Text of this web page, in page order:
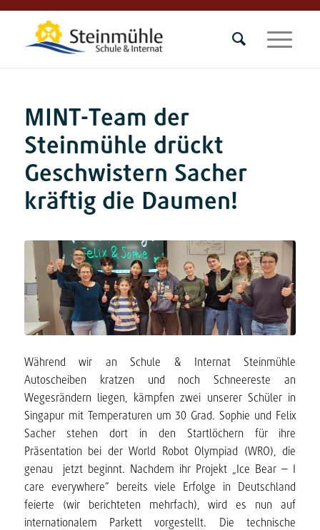
MINT-Team der
Steinmühle drückt
Geschwistern Sacher
kräftig die Daumen!
Während wir an Schule & Internat Steinmühle
Autoscheiben kratzen und noch Schneereste an
Wegesrändern liegen, kämpfen zwei unserer Schüler in
Singapur mit Temperaturen um 30 Grad. Sophie und Felix
Sacher stehen dort in den Startlöchern für ihre
Präsentation bei der World Robot Olympiad (WRO), die
genau jetzt beginnt. Nachdem ihr Projekt „Ice Bear – I
care everywhere“ bereits viele Erfolge in Deutschland
feierte (wir berichteten mehrfach), wird es nun auf
internationalem Parkett vorgestellt. Die technische